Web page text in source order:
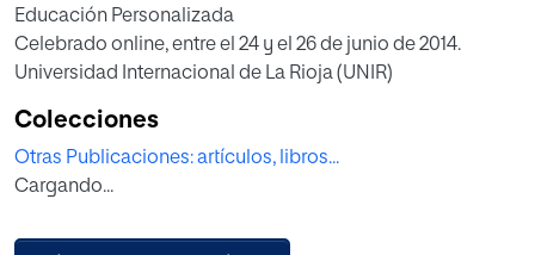
Educación Personalizada
Celebrado online, entre el 24 y el 26 de junio de 2014.
Universidad Internacional de La Rioja (UNIR)
Colecciones
Otras Publicaciones: artículos, libros...
Cargando...